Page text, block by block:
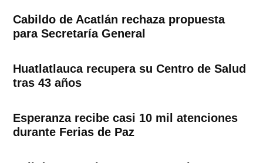
Cabildo de Acatlán rechaza propuesta
para Secretaría General
Huatlatlauca recupera su Centro de Salud
tras 43 años
Esperanza recibe casi 10 mil atenciones
durante Ferias de Paz